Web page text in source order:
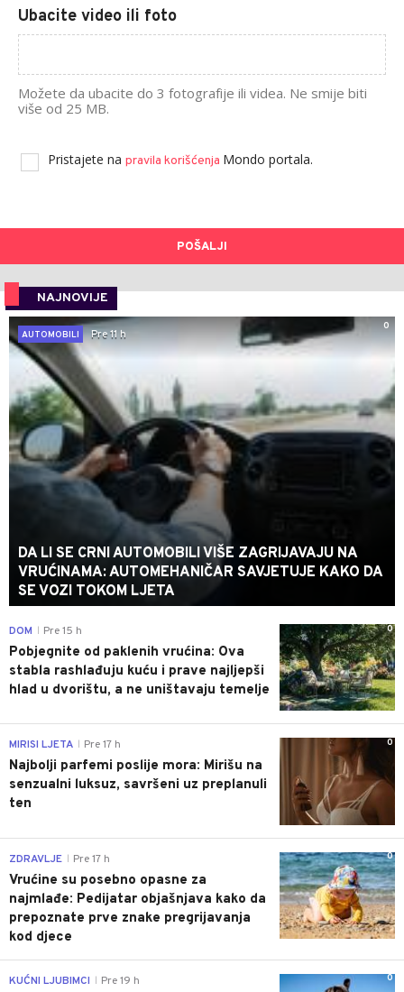
Ubacite video ili foto
Možete da ubacite do 3 fotografije ili videa. Ne smije biti
više od 25 MB.
Pristajete na pravila korišćenja Mondo portala.
POŠALJI
NAJNOVIJE
0
AUTOMOBILI
Pre 11 h
DA LI SE CRNI AUTOMOBILI VIŠE ZAGRIJAVAJU NA
VRUĆINAMA: AUTOMEHANIČAR SAVJETUJE KAKO DA
SE VOZI TOKOM LJETA
0
DOM Pre 15 h
Pobjegnite od paklenih vrućina: Ova
stabla rashlađuju kuću i prave najljepši
hlad u dvorištu, a ne uništavaju temelje
0
MIRISI LJETA Pre 17 h
Najbolji parfemi poslije mora: Mirišu na
senzualni luksuz, savršeni uz preplanuli
ten
0
ZDRAVLJE Pre 17 h
Vrućine su posebno opasne za
najmlađe: Pedijatar objašnjava kako da
prepoznate prve znake pregrijavanja
kod djece
0
KUĆNI LJUBIMCI Pre 19 h